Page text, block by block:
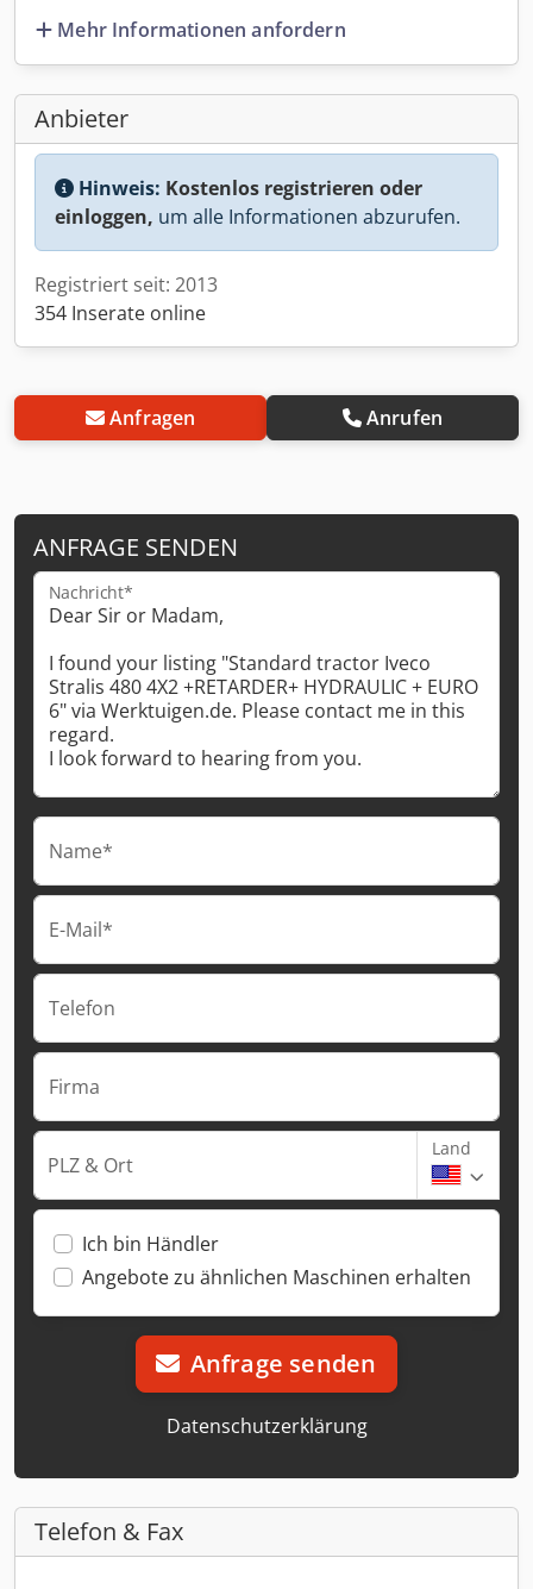
Mehr Informationen anfordern
Anbieter
Hinweis: Kostenlos registrieren oder
einloggen, um alle Informationen abzurufen.
Registriert seit: 2013
354 Inserate online
Anfragen Anrufen
ANFRAGE SENDEN
Nachricht*
Name*
E-Mail*
Telefon
Firma
PLZ & Ort
Land
Ich bin Händler
Angebote zu ähnlichen Maschinen erhalten
Anfrage senden
Datenschutzerklärung
Telefon & Fax